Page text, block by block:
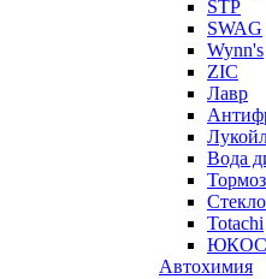
STP
SWAG
Wynn's
ZIC
Лавр
Вода
Totachi
ЮКОС
Автохимия